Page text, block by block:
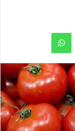
واتساب